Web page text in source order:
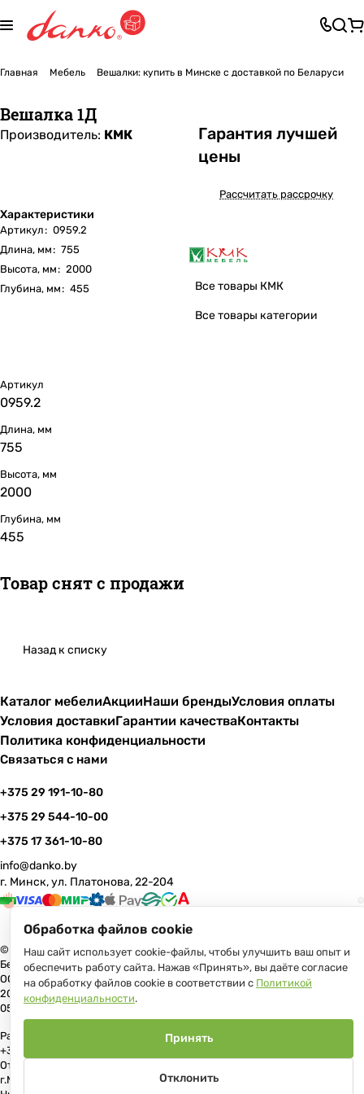
Главная Мебель Вешалки: купить в Минске с доставкой по Беларуси
Вешалка 1Д
Производитель: КМК
Характеристики
Артикул: 0959.2
Длина, мм: 755
Высота, мм: 2000
Глубина, мм: 455
Гарантия лучшей
цены
Рассчитать рассрочку
Все товары КМК
Все товары категории
Артикул
0959.2
Длина, мм
755
Высота, мм
2000
Глубина, мм
455
Товар снят с продажи
Назад к списку
Каталог мебелиАкцииНаши брендыУсловия оплаты
Условия доставкиГарантии качестваКонтакты
Политика конфиденциальности
Связаться с нами
+375 29 191-10-80
+375 29 544-10-00
+375 17 361-10-80
info@danko.by
г. Минск, ул. Платонова, 22-204
© 2026 Данко Бай: качественная мебель с оперативной доставкой по
Беларуси
ООО «Гранд Парк», юр.адрес: 220005, Минск, ул. Платонова, 22, пом.
204 В торговом реестре с 17 июля 2013 г. Регистрация №191081534,
05.11.2008, Мингорисполком.
Рассмотрение обращений потребителей, телефон +375 (17) 361-10-80,
+375 (29) 191-10-80, +375 (29) 544-10-00, e-mail: info@danko.by
Отдел торговли и услуг Администрации Первомайского района
г.Минска: тел. +375(17)215-14-65, Начальник отдела: Жакович Юлия
Обработка файлов cookie
Наш сайт использует cookie-файлы, чтобы улучшить ваш опыт и
обеспечить работу сайта. Нажав «Принять», вы даёте согласие
на обработку файлов cookie в соответствии с Политикой
конфиденциальности.
Отклонить
Принять